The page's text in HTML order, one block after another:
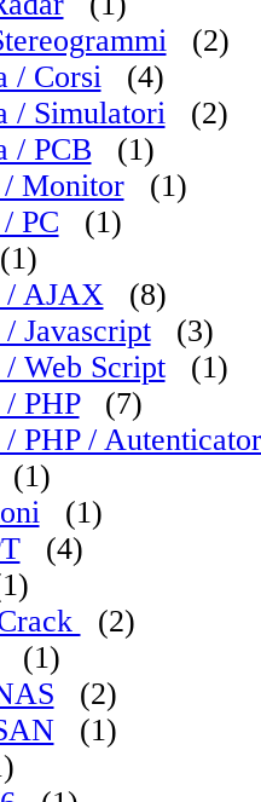
(2)
/ Corsi
(4)
/ Simulatori
(2)
/ PCB
(1)
Monitor
(1)
PC
(1)
(1)
/ AJAX
(8)
Javascript
(3)
Web Script
(1)
PHP
(7)
PHP /
(1)
(1)
(4)
(2)
(1)
(2)
(1)